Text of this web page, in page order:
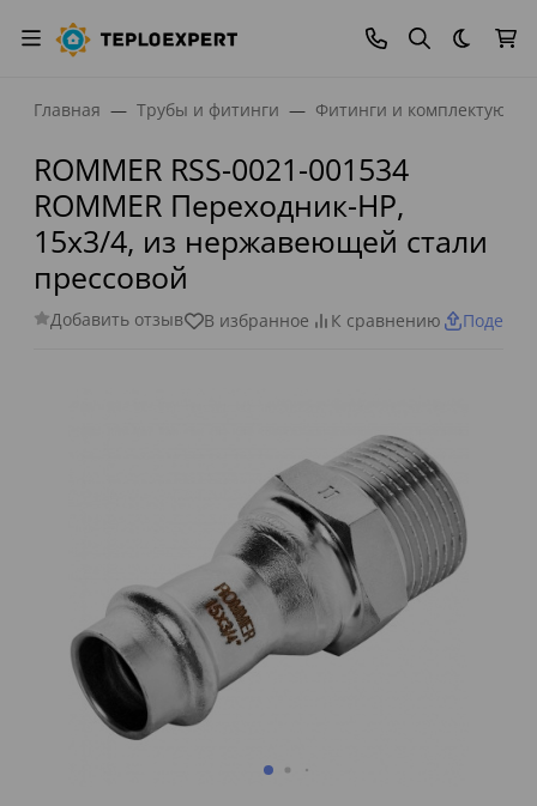
Темная
Главная Трубы и фитинги Фитинги и
ROMMER RSS-0021-001534
ROMMER Переходник-НР,
15х3/4, из нержавеющей стали
прессовой
Добавить отзыв В избранное К сравнению